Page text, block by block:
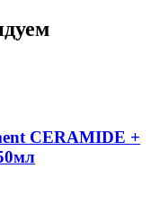
CERAMIDE +